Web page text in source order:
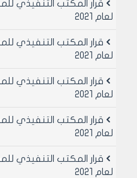
لعام 2021
لعام 2021
لعام 2021
لعام 2021
لعام 2021